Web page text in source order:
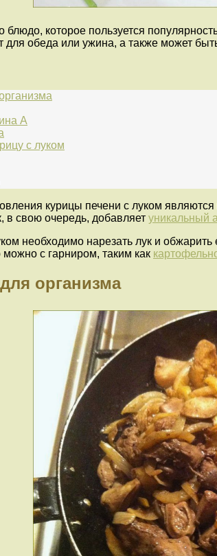
которое пользуется
для обеда или ужина, а также может
А
с луком
курицы печени с луком
в свою очередь, добавляет уникальный
необходимо нарезать лук и
с гарниром, таким как
организма